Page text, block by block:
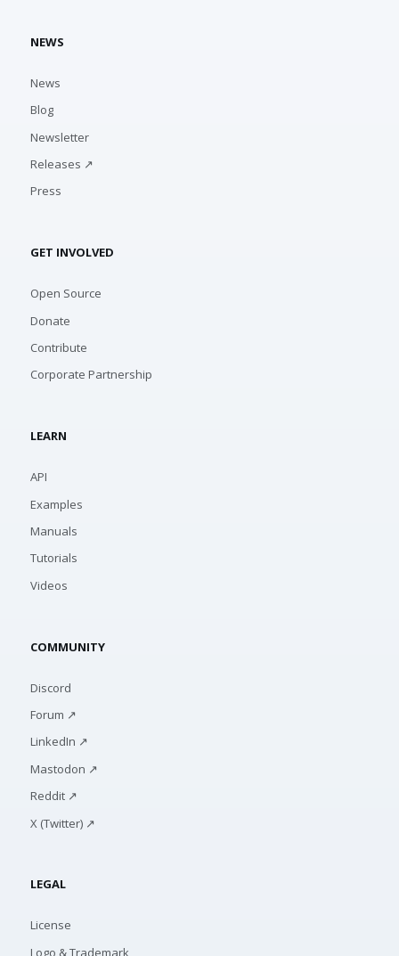
NEWS
News
Blog
Newsletter
Releases ↗
Press
GET INVOLVED
Open Source
Donate
Contribute
Corporate Partnership
LEARN
API
Examples
Manuals
Tutorials
Videos
COMMUNITY
Discord
Forum ↗
LinkedIn ↗
Mastodon ↗
Reddit ↗
X (Twitter) ↗
LEGAL
License
Logo & Trademark